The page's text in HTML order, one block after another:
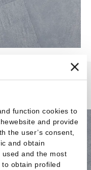
function cookies to
and provide
the user’s consent,
and obtain
and the most
obtain profiled